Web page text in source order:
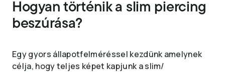
Hogyan történik a slim piercing
beszúrása?
Egy gyors állapotfelméréssel kezdünk amelynek
célja, hogy teljes képet kapjunk a slim/